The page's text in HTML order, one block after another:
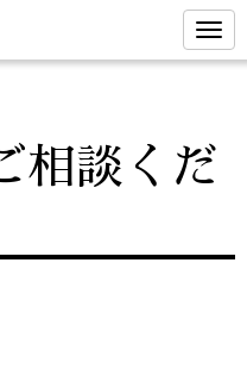
N
a
v
t
i
o
相談くだ